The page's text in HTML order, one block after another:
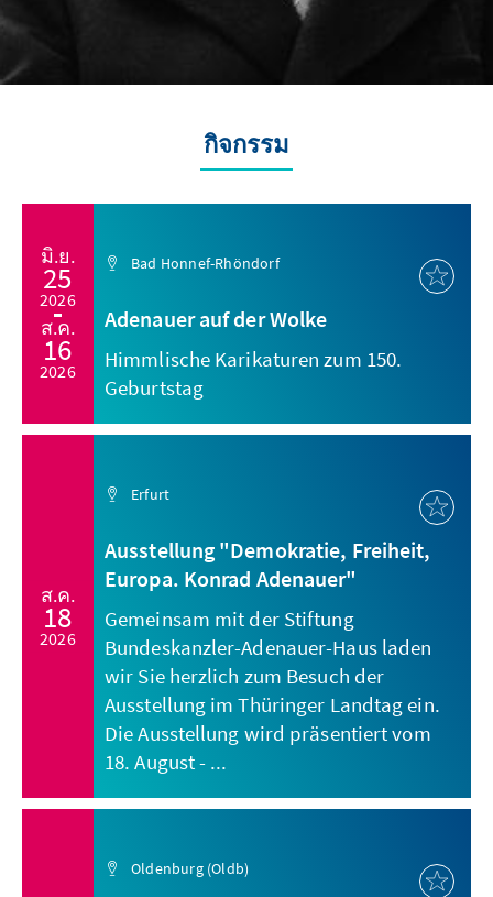
กิจกรรม
มิ.ย.
25
2026
ส.ค.
16
2026
Bad Honnef-Rhöndorf
Adenauer auf der Wolke
Himmlische Karikaturen zum 150.
Geburtstag
ส.ค.
18
2026
Erfurt
Ausstellung "Demokratie, Freiheit,
Europa. Konrad Adenauer"
Gemeinsam mit der Stiftung
Bundeskanzler-Adenauer-Haus laden
wir Sie herzlich zum Besuch der
Ausstellung im Thüringer Landtag ein.
Die Ausstellung wird präsentiert vom
18. August - ...
Oldenburg (Oldb)